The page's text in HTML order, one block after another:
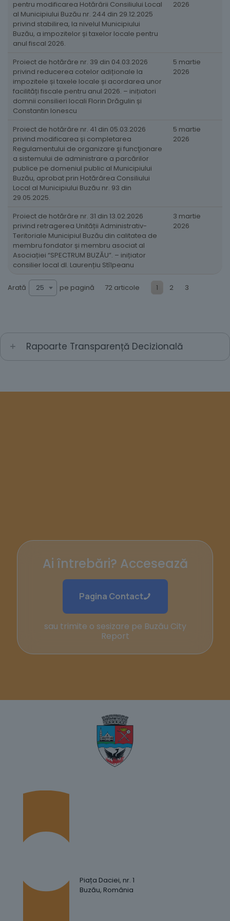
pentru modificarea Hotărârii Consiliului Local
al Municipiului Buzău nr. 244 din 29.12.2025
privind stabilirea, la nivelul Municipiului
Buzău, a impozitelor și taxelor locale pentru
anul fiscal 2026.
2026
Proiect de hotărâre nr. 39 din 04.03.2026
privind reducerea cotelor adiționale la
impozitele și taxele locale și acordarea unor
facilități fiscale pentru anul 2026. – inițiatori
domnii consilieri locali Florin Drăgulin și
Constantin Ionescu
5 martie
2026
Proiect de hotărâre nr. 41 din 05.03.2026
privind modificarea și completarea
Regulamentului de organizare şi funcţionare
a sistemului de administrare a parcărilor
publice pe domeniul public al Municipiului
Buzău, aprobat prin Hotărârea Consiliului
Local al Municipiului Buzău nr. 93 din
29.05.2025.
5 martie
2026
Proiect de hotărâre nr. 31 din 13.02.2026
privind retragerea Unității Administrativ-
Teritoriale Municipiul Buzău din calitatea de
membru fondator și membru asociat al
Asociației “SPECTRUM BUZĂU”. – inițiator
consilier local dl. Laurențiu Stîlpeanu
3 martie
2026
Arată 25 pe pagină 72 articole 1 2 3
Rapoarte Transparență Decizională
Ai întrebări? Accesează
Pagina Contact
sau trimite o sesizare pe Buzău City
Report
Piața Daciei, nr. 1
Buzău, România